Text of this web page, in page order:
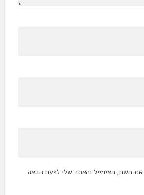
את השם, האימייל והאתר שלי לפעם הבאה